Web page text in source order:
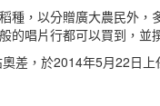
種，以分贈廣大農民外
的唱片行都可以買到，
差，於2014年5月22日上